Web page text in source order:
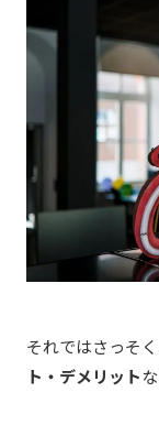
それではさっそく
ト・デメリット